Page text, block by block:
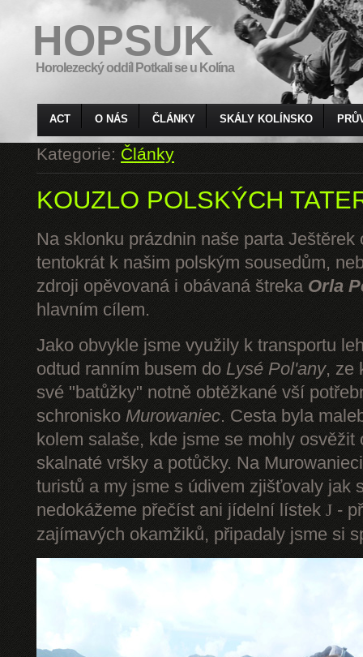
HOPSUK
Horolezecký oddíl Potkali se u Kolína
ACT O NÁS ČLÁNKY SKÁLY KOLÍNSKO
Kategorie:Články
KOUZLO POLSKÝCH
Na sklonku prázdnin naše parta Ještěrek
tentokrát k našim polským sousedům,
zdroji opěvovaná i obávaná štreka Orla
hlavním cílem.
Jako obvykle jsme využily k transportu
odtud ranním busem do Lysé Pol'any, ze
své "batůžky" notně obtěžkané vší
schronisko Murowaniec. Cesta byla
kolem salaše, kde jsme se mohly
skalnaté vršky a potůčky. Na
turistů a my jsme s údivem zjišťovaly jak
nedokážeme přečíst ani jídelní lístek J -
zajímavých okamžiků, připadaly jsme si